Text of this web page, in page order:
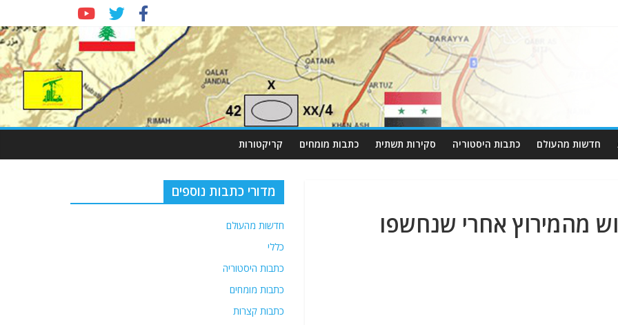
חדשות מהעולם כתבות היסטוריה סקירות תשתית כתבות מומחים קריקטורות
מהמירוץ אחרי שנחשפו
מדורי כתבות נוספים
חדשות מהעולם
כללי
כתבות היסטוריה
כתבות מומחים
כתבות קצרות